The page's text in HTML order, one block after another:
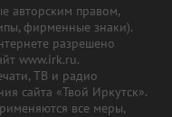
авторским правом,
фирменные знаки).
разрешено
www.irk.ru.
ТВ и радио
сайта «Твой Иркутск».
все меры,